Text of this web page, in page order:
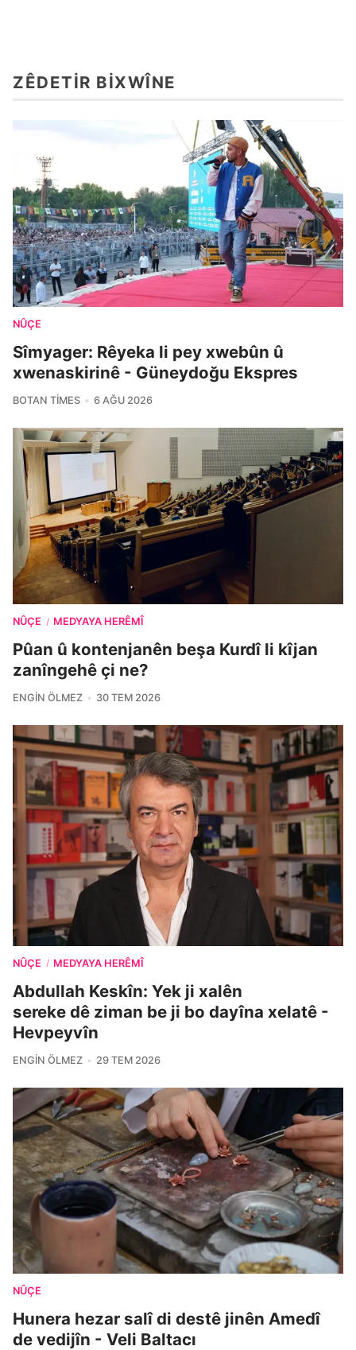
ZÊDETIR BIXWÎNE
NÛÇE
Sîmyager: Rêyeka li pey xwebûn û
xwenaskirinê - Güneydoğu Ekspres
BOTAN TIMES 6 AĞU 2026
NÛÇE / MEDYAYA HERÊMÎ
Pûan û kontenjanên beşa Kurdî li kîjan
zanîngehê çi ne?
ENGIN ÖLMEZ 30 TEM 2026
NÛÇE / MEDYAYA HERÊMÎ
Abdullah Keskîn: Yek ji xalên
sereke dê ziman be ji bo dayîna xelatê -
Hevpeyvîn
ENGIN ÖLMEZ 29 TEM 2026
NÛÇE
Hunera hezar salî di destê jinên Amedî
de vedijîn - Veli Baltacı